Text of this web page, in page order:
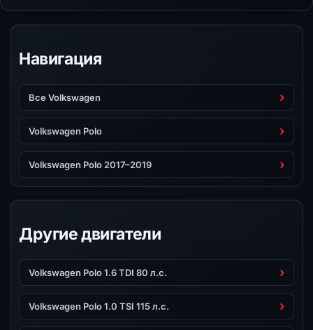
Навигация
Все Volkswagen
Volkswagen Polo
Volkswagen Polo 2017–2019
Другие двигатели
Volkswagen Polo 1.6 TDI 80 л.с.
Volkswagen Polo 1.0 TSI 115 л.с.